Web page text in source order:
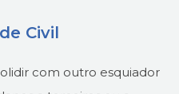
Civil
com outro esquiador